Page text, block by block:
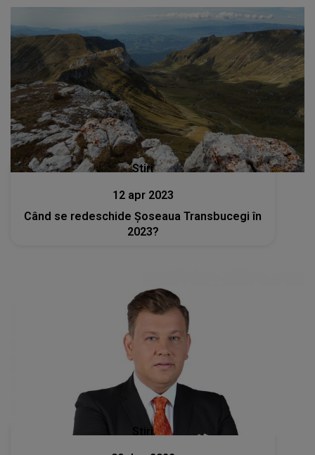
Stiri
12 apr 2023
Când se redeschide Șoseaua Transbucegi în
2023?
Stiri